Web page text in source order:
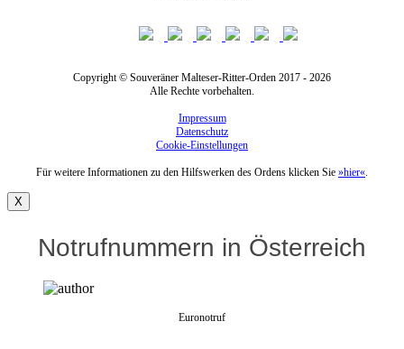
Copyright © Souveräner Malteser-Ritter-Orden 2017 - 2026
Alle Rechte vorbehalten.
Impressum
Datenschutz
Cookie-Einstellungen
Für weitere Informationen zu den Hilfswerken des Ordens klicken Sie »hier«.
X
Notrufnummern in Österreich
Euronotruf